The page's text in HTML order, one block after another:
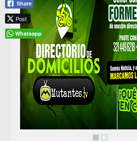
Share
Post
Whatsapp